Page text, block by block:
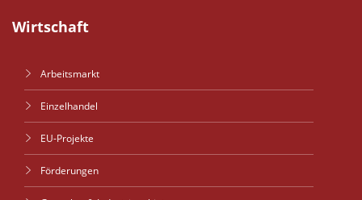
Wirtschaft
Arbeitsmarkt
Einzelhandel
EU-Projekte
Förderungen